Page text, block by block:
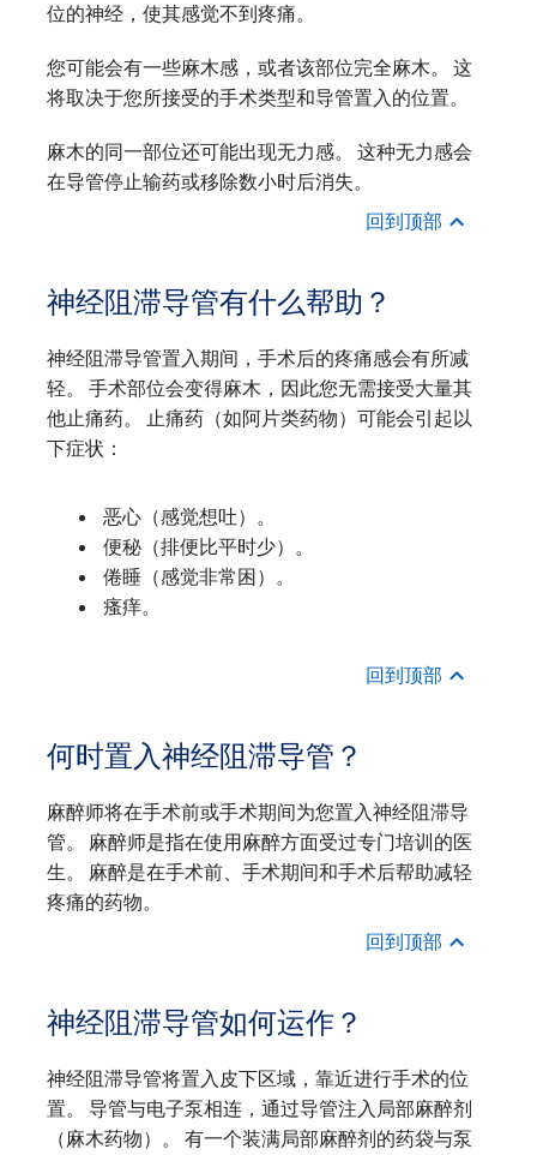
位的神经，使其感觉不到疼痛。
您可能会有一些麻木感，或者该部位完全麻木。 这
将取决于您所接受的手术类型和导管置入的位置。
麻木的同一部位还可能出现无力感。 这种无力感会
在导管停止输药或移除数小时后消失。
回到顶部
神经阻滞导管有什么帮助？
神经阻滞导管置入期间，手术后的疼痛感会有所减
轻。 手术部位会变得麻木，因此您无需接受大量其
他止痛药。 止痛药（如阿片类药物）可能会引起以
下症状：
恶心（感觉想吐）。
便秘（排便比平时少）。
倦睡（感觉非常困）。
瘙痒。
回到顶部
何时置入神经阻滞导管？
麻醉师将在手术前或手术期间为您置入神经阻滞导
管。 麻醉师是指在使用麻醉方面受过专门培训的医
生。 麻醉是在手术前、手术期间和手术后帮助减轻
疼痛的药物。
回到顶部
神经阻滞导管如何运作？
神经阻滞导管将置入皮下区域，靠近进行手术的位
置。 导管与电子泵相连，通过导管注入局部麻醉剂
（麻木药物）。 有一个装满局部麻醉剂的药袋与泵